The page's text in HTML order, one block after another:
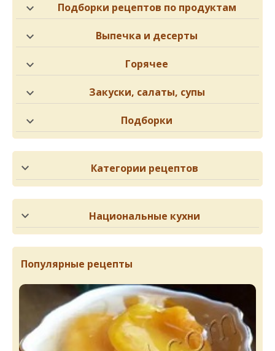
Подборки рецептов по продуктам
Выпечка и десерты
Горячее
Закуски, салаты, супы
Подборки
Категории рецептов
Национальные кухни
Популярные рецепты